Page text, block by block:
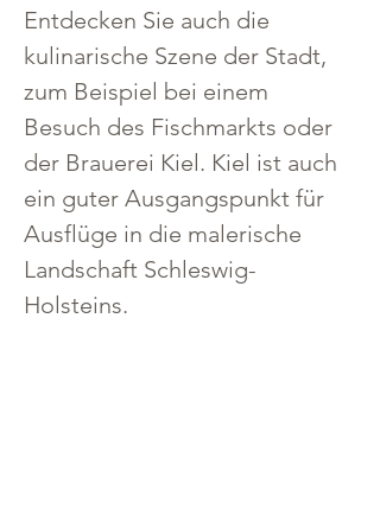
Entdecken Sie auch die
kulinarische Szene der Stadt,
zum Beispiel bei einem
Besuch des Fischmarkts oder
der Brauerei Kiel. Kiel ist auch
ein guter Ausgangspunkt für
Ausflüge in die malerische
Landschaft Schleswig-
Holsteins.